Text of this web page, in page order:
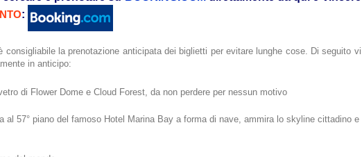
:
la prenotazione anticipata dei biglietti per evitare lunghe cose. Di seguito vi
in anticipo:
di Flower Dome e Cloud Forest, da non perdere per nessun motivo
al 57° piano del famoso Hotel Marina Bay a forma di nave, ammira lo skyline cittadino e